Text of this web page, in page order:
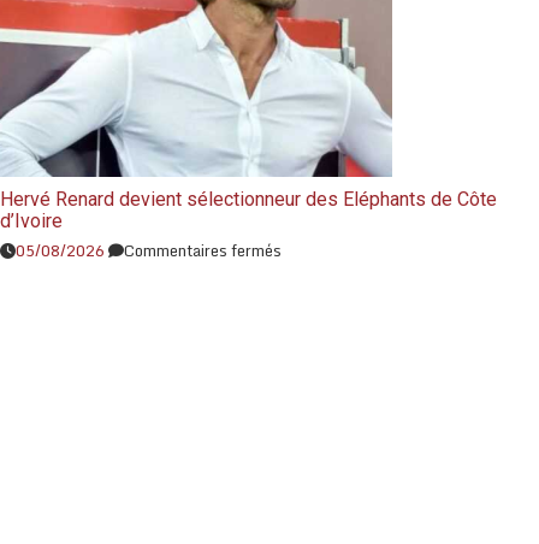
Hervé Renard devient sélectionneur des Eléphants de Côte
d’Ivoire
05/08/2026 Commentaires fermés